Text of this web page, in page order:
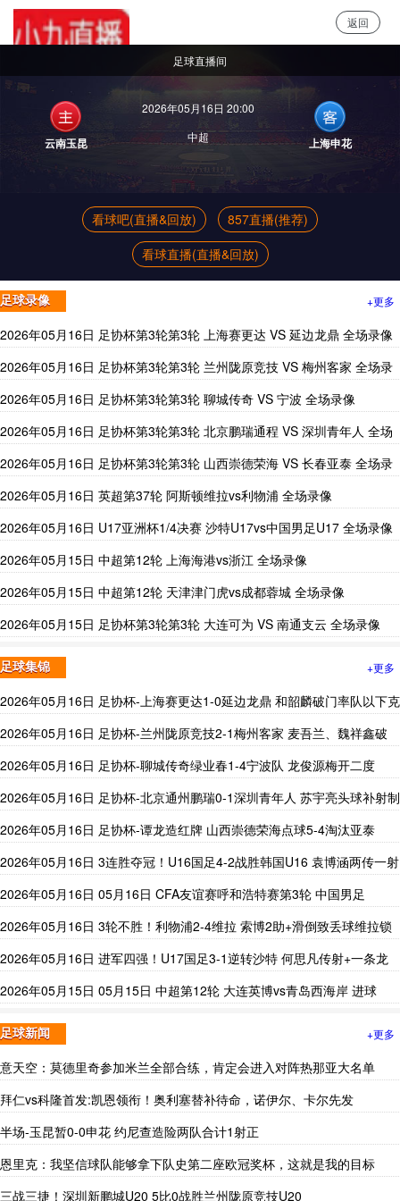
返回
足球直播间
云南玉昆
2026年05月16日 20:00
中超
上海申花
看球吧(直播&回放)
857直播(推荐)
看球直播(直播&回放)
足球录像 +更多
2026年05月16日 足协杯第3轮第3轮 上海赛更达 VS 延边龙鼎 全场录像
2026年05月16日 足协杯第3轮第3轮 兰州陇原竞技 VS 梅州客家 全场录
像
2026年05月16日 足协杯第3轮第3轮 聊城传奇 VS 宁波 全场录像
2026年05月16日 足协杯第3轮第3轮 北京鹏瑞通程 VS 深圳青年人 全场
录像
2026年05月16日 足协杯第3轮第3轮 山西崇德荣海 VS 长春亚泰 全场录
像
2026年05月16日 英超第37轮 阿斯顿维拉vs利物浦 全场录像
2026年05月16日 U17亚洲杯1/4决赛 沙特U17vs中国男足U17 全场录像
2026年05月15日 中超第12轮 上海海港vs浙江 全场录像
2026年05月15日 中超第12轮 天津津门虎vs成都蓉城 全场录像
2026年05月15日 足协杯第3轮第3轮 大连可为 VS 南通支云 全场录像
足球集锦 +更多
2026年05月16日 足协杯-上海赛更达1-0延边龙鼎 和韶麟破门率队以下克
上
2026年05月16日 足协杯-兰州陇原竞技2-1梅州客家 麦吾兰、魏祥鑫破
门
2026年05月16日 足协杯-聊城传奇绿业春1-4宁波队 龙俊源梅开二度
2026年05月16日 足协杯-北京通州鹏瑞0-1深圳青年人 苏宇亮头球补射制
胜
2026年05月16日 足协杯-谭龙造红牌 山西崇德荣海点球5-4淘汰亚泰
2026年05月16日 3连胜夺冠！U16国足4-2战胜韩国U16 袁博涵两传一射
吴比乐双响
2026年05月16日 05月16日 CFA友谊赛呼和浩特赛第3轮 中国男足
U16vs韩国U16 进球
2026年05月16日 3轮不胜！利物浦2-4维拉 索博2助+滑倒致丢球维拉锁
定前五
2026年05月16日 进军四强！U17国足3-1逆转沙特 何思凡传射+一条龙
万项赵松源破门
2026年05月15日 05月15日 中超第12轮 大连英博vs青岛西海岸 进球
足球新闻 +更多
意天空：莫德里奇参加米兰全部合练，肯定会进入对阵热那亚大名单
拜仁vs科隆首发:凯恩领衔！奥利塞替补待命，诺伊尔、卡尔先发
半场-玉昆暂0-0申花 约尼查造险两队合计1射正
恩里克：我坚信球队能够拿下队史第二座欧冠奖杯，这就是我的目标
三战三捷！深圳新鹏城U20 5比0战胜兰州陇原竞技U20